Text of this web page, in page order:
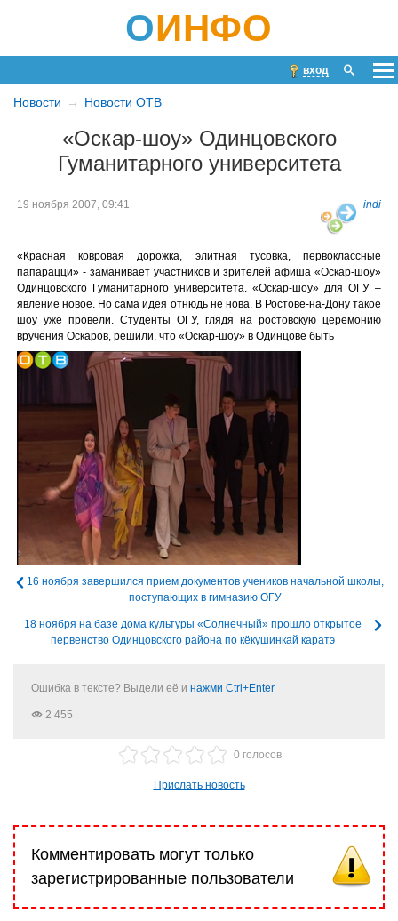
ОИНФО
вход
Новости Новости ОТВ
«Оскар-шоу» Одинцовского
Гуманитарного университета
indi
19 ноября 2007, 09:41
«Красная ковровая дорожка, элитная тусовка, первоклассные
папарацци» - заманивает участников и зрителей афиша «Оскар-шоу»
Одинцовского Гуманитарного университета. «Оскар-шоу» для ОГУ –
явление новое. Но сама идея отнюдь не нова. В Ростове-на-Дону такое
шоу уже провели. Студенты ОГУ, глядя на ростовскую церемонию
вручения Оскаров, решили, что «Оскар-шоу» в Одинцове быть
16 ноября завершился прием документов учеников начальной школы,
поступающих в гимназию ОГУ
18 ноября на базе дома культуры «Солнечный» прошло открытое
первенство Одинцовского района по кёкушинкай каратэ
Ошибка в тексте? Выдели её и нажми Ctrl+Enter
2 455
0 голосов
Прислать новость
Комментировать могут только
зарегистрированные пользователи